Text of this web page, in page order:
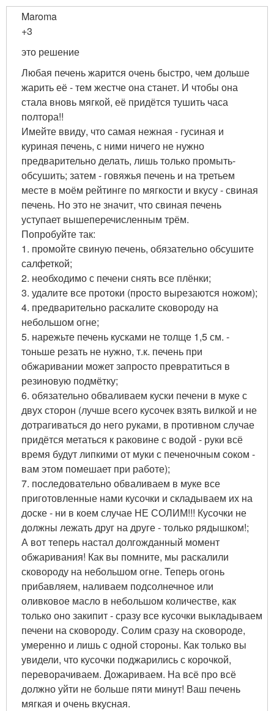
Maroma
+3
это решение
Любая печень жарится очень быстро, чем дольше
жарить её - тем жестче она станет. И чтобы она
стала вновь мягкой, её придётся тушить часа
полтора!!
Имейте ввиду, что самая нежная - гусиная и
куриная печень, с ними ничего не нужно
предварительно делать, лишь только промыть-
обсушить; затем - говяжья печень и на третьем
месте в моём рейтинге по мягкости и вкусу - свиная
печень. Но это не значит, что свиная печень
уступает вышеперечисленным трём.
Попробуйте так:
1. промойте свиную печень, обязательно обсушите
салфеткой;
2. необходимо с печени снять все плёнки;
3. удалите все протоки (просто вырезаются ножом);
4. предварительно раскалите сковороду на
небольшом огне;
5. нарежьте печень кусками не толще 1,5 см. -
тоньше резать не нужно, т.к. печень при
обжаривании может запросто превратиться в
резиновую подмётку;
6. обязательно обваливаем куски печени в муке с
двух сторон (лучше всего кусочек взять вилкой и не
дотрагиваться до него руками, в противном случае
придётся метаться к раковине с водой - руки всё
время будут липкими от муки с печеночным соком -
вам этом помешает при работе);
7. последовательно обваливаем в муке все
приготовленные нами кусочки и складываем их на
доске - ни в коем случае НЕ СОЛИМ!!! Кусочки не
должны лежать друг на друге - только рядышком!;
А вот теперь настал долгожданный момент
обжаривания! Как вы помните, мы раскалили
сковороду на небольшом огне. Теперь огонь
прибавляем, наливаем подсолнечное или
оливковое масло в небольшом количестве, как
только оно закипит - сразу все кусочки выкладываем
печени на сковороду. Солим сразу на сковороде,
умеренно и лишь с одной стороны. Как только вы
увидели, что кусочки поджарились с корочкой,
переворачиваем. Дожариваем. На всё про всё
должно уйти не больше пяти минут! Ваш печень
мягкая и очень вкусная.